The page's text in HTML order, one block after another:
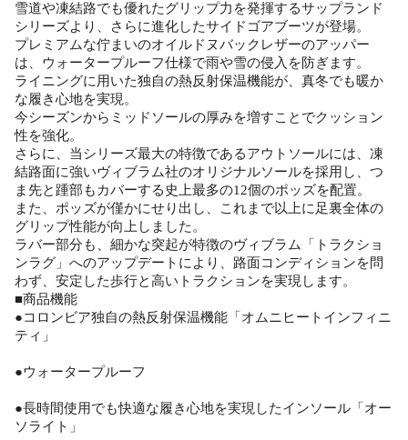
雪道や凍結路でも優れたグリップ力を発揮するサップランド
シリーズより、さらに進化したサイドゴアブーツが登場。
プレミアムな佇まいのオイルドヌバックレザーのアッパー
は、ウォータープルーフ仕様で雨や雪の侵入を防ぎます。
ライニングに用いた独自の熱反射保温機能が、真冬でも暖か
な履き心地を実現。
今シーズンからミッドソールの厚みを増すことでクッション
性を強化。
さらに、当シリーズ最大の特徴であるアウトソールには、凍
結路面に強いヴィブラム社のオリジナルソールを採用し、つ
ま先と踵部もカバーする史上最多の12個のポッズを配置。
また、ポッズが僅かにせり出し、これまで以上に足裏全体の
グリップ性能が向上しました。
ラバー部分も、細かな突起が特徴のヴィブラム「トラクショ
ンラグ」へのアップデートにより、路面コンディションを問
わず、安定した歩行と高いトラクションを実現します。
■商品機能
●コロンビア独自の熱反射保温機能「オムニヒートインフィニ
ティ」
●ウォータープルーフ
●長時間使用でも快適な履き心地を実現したインソール「オー
ソライト」